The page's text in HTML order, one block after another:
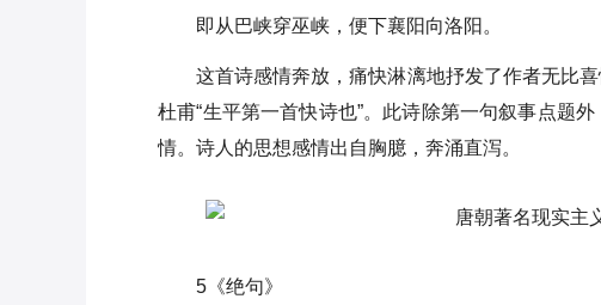
即从巴峡穿巫峡，便下襄阳向洛阳。
这首诗感情奔放，痛快淋漓地抒发了作者无比
杜甫“生平第一首快诗也”。此诗除第一句叙事点题
情。诗人的思想感情出自胸臆，奔涌直泻。
5《绝句》